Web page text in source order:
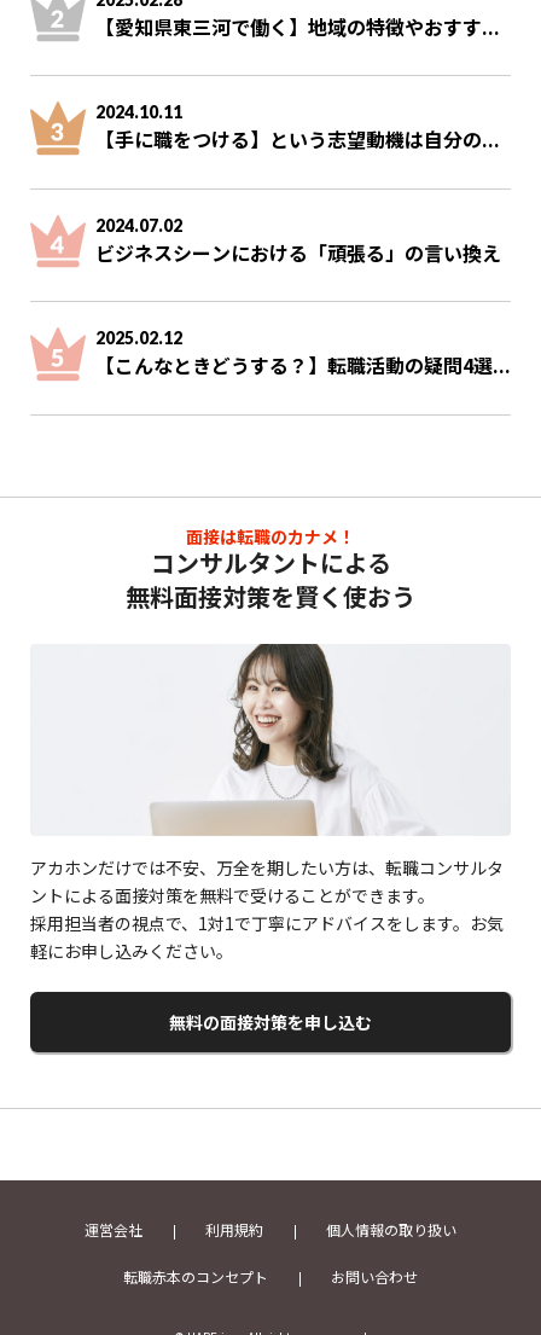
【愛知県東三河で働く】地域の特徴やおすす...
2024.10.11
【手に職をつける】という志望動機は自分の...
2024.07.02
ビジネスシーンにおける「頑張る」の言い換え
2025.02.12
【こんなときどうする？】転職活動の疑問4選...
面接は転職のカナメ！
コンサルタントによる
無料面接対策を賢く使おう
アカホンだけでは不安、万全を期したい方は、転職コンサルタ
ントによる面接対策を無料で受けることができます。
採用担当者の視点で、1対1で丁寧にアドバイスをします。お気
軽にお申し込みください。
無料の面接対策を申し込む
運営会社 利用規約 個人情報の取り扱い
転職赤本のコンセプト お問い合わせ